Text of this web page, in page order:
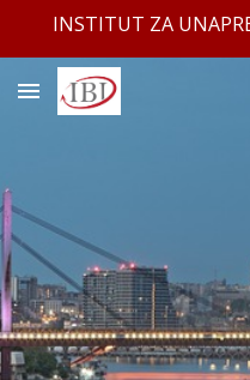
INSTITUT ZA